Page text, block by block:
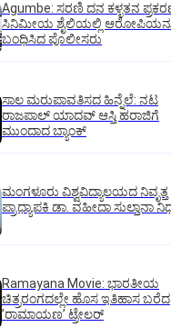
Agumbe: ಸರಣಿ ದನ ಕಳ್ಳತನ
ಸಿನಿಮೀಯ ಶೈಲಿಯಲ್ಲಿ
ಬಂಧಿಸಿದ ಪೊಲೀಸರು
ಸಾಲ ಮರುಪಾವತಿಸದ ಹಿನ್ನೆಲೆ: ನಟ
ರಾಜಪಾಲ್ ಯಾದವ್‌ ಆಸ್ತಿ ಹರಾಜಿಗೆ
ಮುಂದಾದ ಬ್ಯಾಂಕ್
ಮಂಗಳೂರು ವಿಶ್ವವಿದ್ಯಾಲಯದ ನಿವೃತ್ತ
ಪ್ರಾಧ್ಯಾಪಕಿ ಡಾ. ವಹೀದಾ ಸುಲ್ತಾನಾ
Ramayana Movie: ಭಾರತೀಯ
ಚಿತ್ರರಂಗದಲ್ಲೇ ಹೊಸ ಇತಿಹಾಸ ಬರೆದ
ʼರಾಮಾಯಣʼ ಟ್ರೇಲರ್